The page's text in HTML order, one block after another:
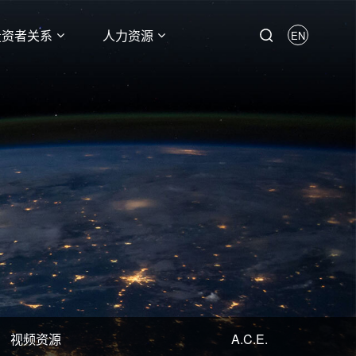
者关系 人力资源 EN
视频资源 A.C.E.